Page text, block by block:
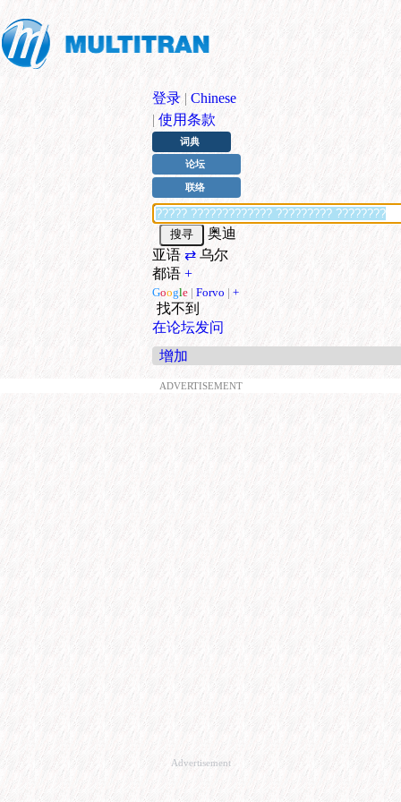
登录 | Chinese
| 使用条款
词典
论坛
联络
奥迪
亚语⇄ 乌尔
都语 +
Google | Forvo | +
找不到
在论坛发问
增加
ADVERTISEMENT
Advertisement